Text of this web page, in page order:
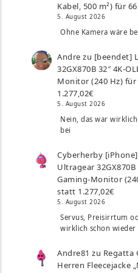
Kabel, 500 m²) für
5. August 2026
Ohne Kamera wäre
Andre zu [beendet]
32GX870B 32″ 4K-
Monitor (240 Hz)
1.277,02€
5. August 2026
Nein, das war
bei
Cyberherby [iPhone]
Ultragear 32GX870B
Gaming-Monitor
statt 1.277,02€
5. August 2026
Servus, Preisirrtum
wirklich schon wieder
Andre81 zu Regatta
Herren Fleecejacke